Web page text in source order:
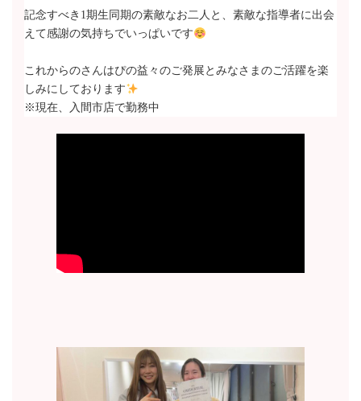
記念すべき1期生同期の素敵なお二人と、素敵な指導者に出会
えて感謝の気持ちでいっぱいです
これからのさんはぴの益々のご発展とみなさまのご活躍を楽
しみにしております
※現在、入間市店で勤務中